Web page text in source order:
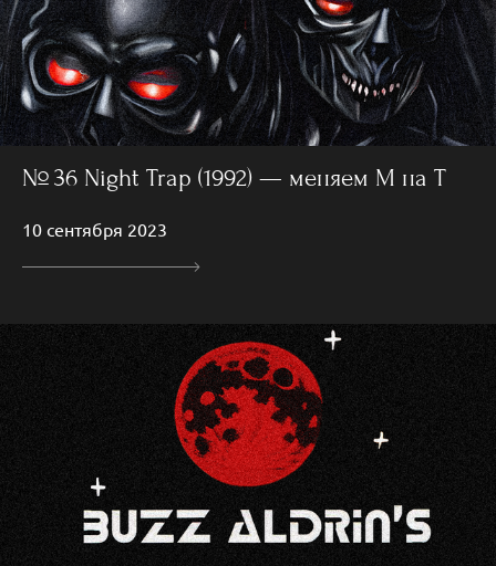
№ 36 Night Trap (1992) — меняем М на Т
10 сентября 2023